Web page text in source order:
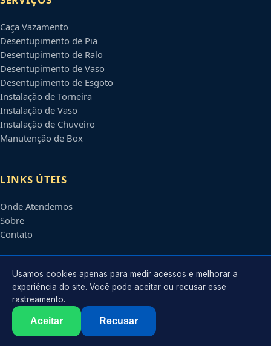
Caça Vazamento
Desentupimento de Pia
Desentupimento de Ralo
Desentupimento de Vaso
Desentupimento de Esgoto
Instalação de Torneira
Instalação de Vaso
Instalação de Chuveiro
Manutenção de Box
LINKS ÚTEIS
Onde Atendemos
Sobre
Contato
CONTATO
Atendimento em
contato@encanadoremosasco.com.br
2026 Encanador emOsasco
. Todos os direitos reservados.
Usamos cookies apenas para medir acessos e melhorar a
experiência do site. Você pode aceitar ou recusar esse
rastreamento.
Aceitar Recusar